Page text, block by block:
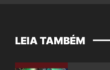
LEIA TAMBÉM